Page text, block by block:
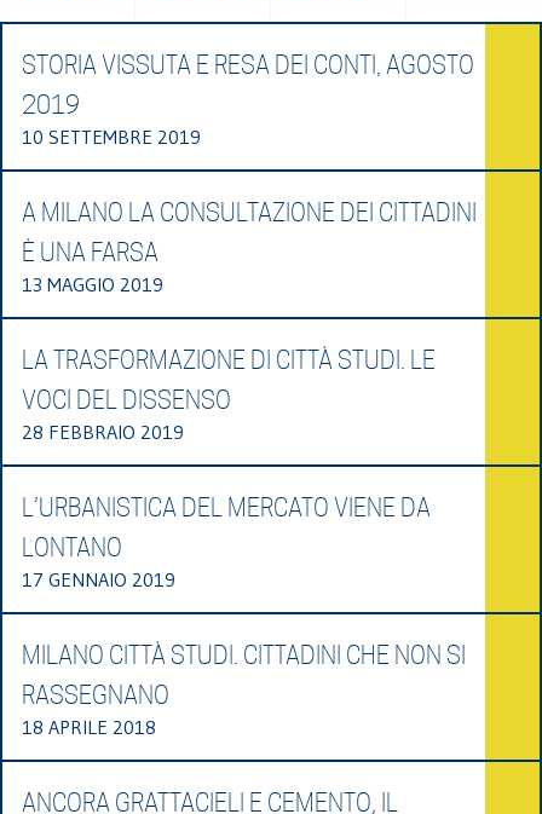
STORIA VISSUTA E RESA DEI CONTI, AGOSTO
2019
10 SETTEMBRE 2019
A MILANO LA CONSULTAZIONE DEI CITTADINI
È UNA FARSA
13 MAGGIO 2019
LA TRASFORMAZIONE DI CITTÀ STUDI. LE
VOCI DEL DISSENSO
28 FEBBRAIO 2019
L’URBANISTICA DEL MERCATO VIENE DA
LONTANO
17 GENNAIO 2019
MILANO CITTÀ STUDI. CITTADINI CHE NON SI
RASSEGNANO
18 APRILE 2018
ANCORA GRATTACIELI E CEMENTO, IL